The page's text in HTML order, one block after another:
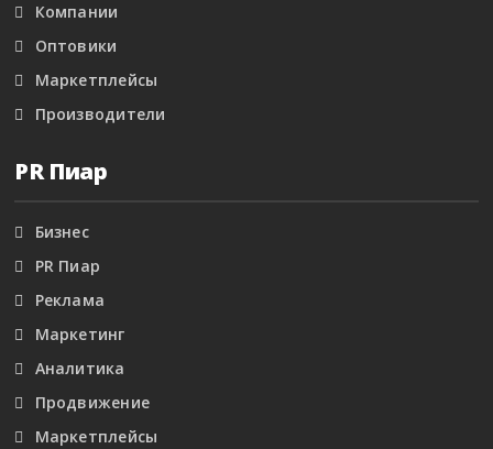
Компании
Оптовики
Маркетплейсы
Производители
PR Пиар
Бизнес
PR Пиар
Реклама
Маркетинг
Аналитика
Продвижение
Маркетплейсы